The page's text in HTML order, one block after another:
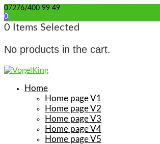
07276/400 99 49
0
0 Items Selected
No products in the cart.
Home
Home page V1
Home page V2
Home page V3
Home page V4
Home page V5